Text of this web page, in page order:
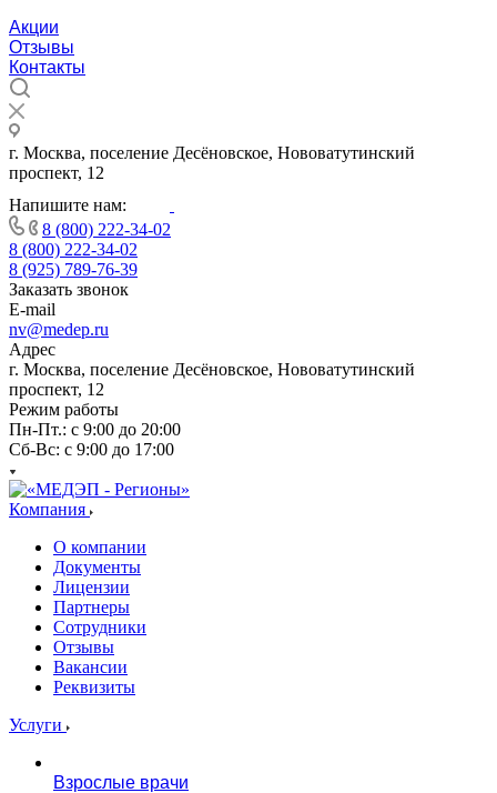
Акции
Отзывы
Контакты
г. Москва, поселение Десёновское, Нововатутинский
проспект, 12
Напишите нам:
8 (800) 222-34-02
8 (800) 222-34-02
8 (925) 789-76-39
Заказать звонок
E-mail
nv@medep.ru
Адрес
г. Москва, поселение Десёновское, Нововатутинский
проспект, 12
Режим работы
Пн-Пт.: с 9:00 до 20:00
Cб-Вс: с 9:00 до 17:00
Компания
О компании
Документы
Лицензии
Партнеры
Сотрудники
Отзывы
Вакансии
Реквизиты
Услуги
Взрослые врачи